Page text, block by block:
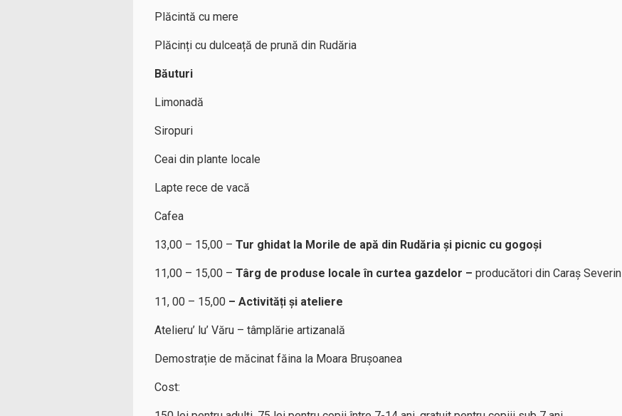
Plăcintă cu mere
Plăcinți cu dulceață de prună din Rudăria
Băuturi
Limonadă
Siropuri
Ceai din plante locale
Lapte rece de vacă
Cafea
13,00 – 15,00 – Tur ghidat la Morile de apă din Rudăria și picnic cu gogoși
11,00 – 15,00 – Târg de produse locale în curtea gazdelor – producători din Caraș Severin
11, 00 – 15,00 – Activități și ateliere
Atelieru’ lu’ Văru – tâmplărie artizanală
Demostrație de măcinat făina la Moara Brușoanea
Cost: